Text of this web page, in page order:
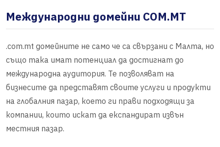
Международни домейни COM.MT
.com.mt домейните не само че са свързани с Малта, но
също така имат потенциал да достигнат до
международна аудитория. Те позволяват на
бизнесите да представят своите услуги и продукти
на глобалния пазар, което ги прави подходящи за
компании, които искат да експандират извън
местния пазар.